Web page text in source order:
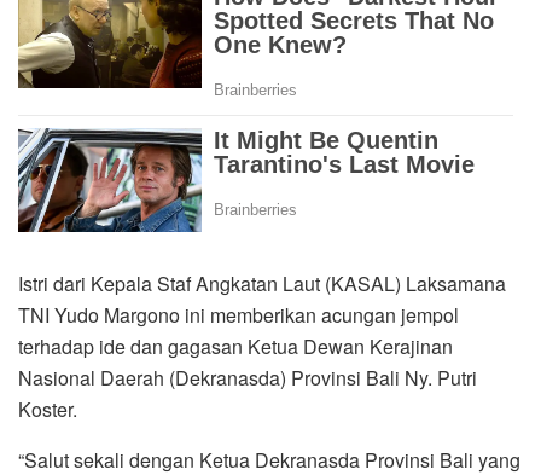
Istri dari Kepala Staf Angkatan Laut (KASAL) Laksamana
TNI Yudo Margono ini memberikan acungan jempol
terhadap ide dan gagasan Ketua Dewan Kerajinan
Nasional Daerah (Dekranasda) Provinsi Bali Ny. Putri
Koster.
“Salut sekali dengan Ketua Dekranasda Provinsi Bali yang